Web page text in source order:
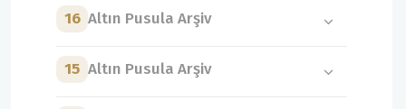
16 Altın Pusula Arşiv
15 Altın Pusula Arşiv